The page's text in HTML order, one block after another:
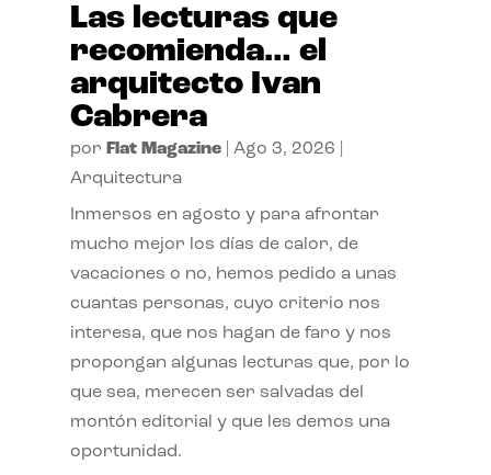
Las lecturas que
recomienda… el
arquitecto Ivan
Cabrera
por Flat Magazine| Ago 3, 2026
Arquitectura
Inmersos en agosto y para afrontar
mucho mejor los días de calor, de
vacaciones o no, hemos pedido a unas
cuantas personas, cuyo criterio nos
interesa, que nos hagan de faro y nos
propongan algunas lecturas que, por lo
que sea, merecen ser salvadas del
montón editorial y que les demos una
oportunidad.